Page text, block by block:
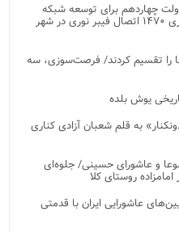
تومانی دولت چهاردهم برای توسعه شبکه
تلفن همراه و فیبر نوری در آمل/ برقراری ۱۴۷۰ اتصال فیبر نوری در شهر
را تقسیم کردند/ فرصت‌سوزی، سه
یوش بلده
به قلم شعبان آزادی کناری
و عاشورای حسینی/ جلوه‌ای
روستای کلا
عاشورایی ایران با قدمتی